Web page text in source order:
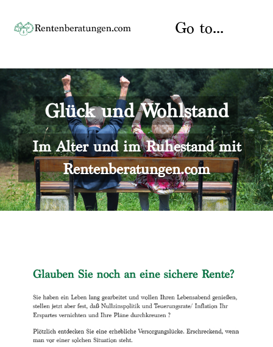
content
Go to...
Startseite
Rente
Rentenberater
Rentenversicherung
Versicherungsberatung
Über uns
Kontakt
Glück und Wohlstand
Im Alter und im Ruhestand mit
Rentenberatungen.com